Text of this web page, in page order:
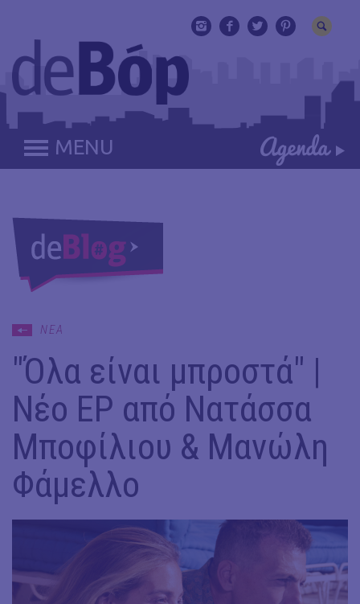
MENU
ΝΕΑ
"Όλα είναι μπροστά" |
Nέο EP από Νατάσσα
Μποφίλιου & Μανώλη
Φάμελλο